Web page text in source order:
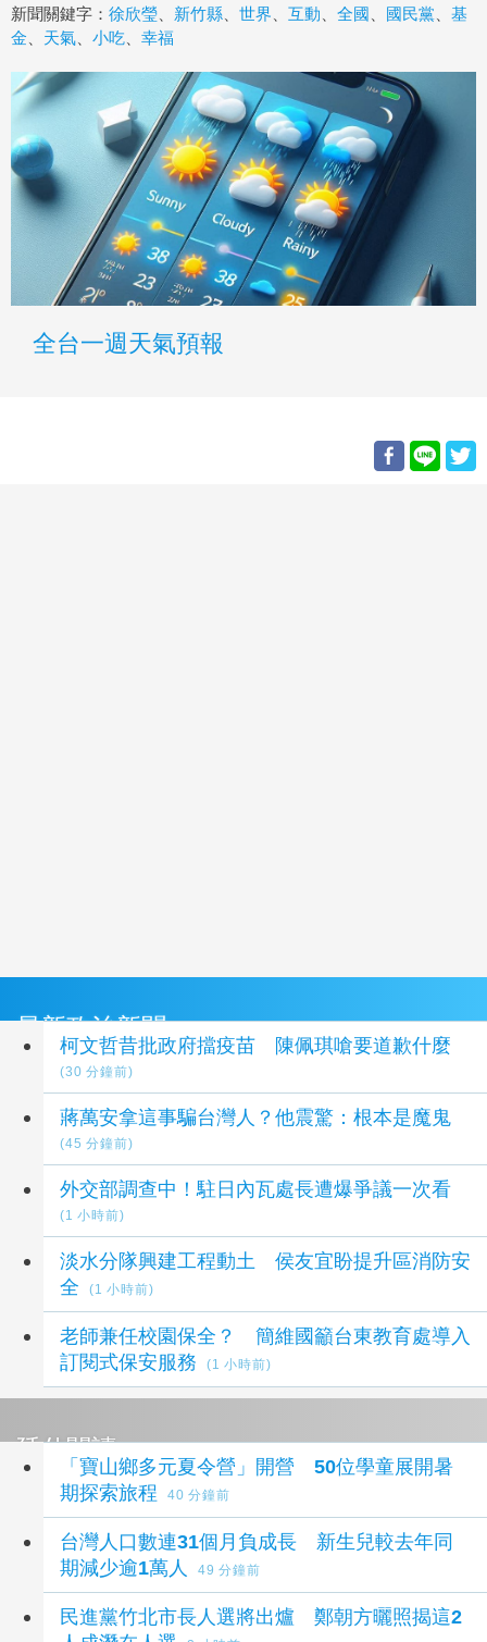
新聞關鍵字： 徐欣瑩 新竹縣 世界 互動 全國 國民黨
基
金
天氣 小吃 幸福
全台一週天氣預報
最新政治新聞
柯文哲昔批政府擋疫苗 陳佩琪嗆要道歉什麼
(30 分鐘前)
蔣萬安拿這事騙台灣人？他震驚：根本是魔鬼
(45 分鐘前)
外交部調查中！駐日內瓦處長遭爆爭議一次看
(1 小時前)
淡水分隊興建工程動土 侯友宜盼提升區消防安
全
(1 小時前)
老師兼任校園保全？ 簡維國籲台東教育處導入
訂閱式保安服務
(1 小時前)
延伸閱讀
「寶山鄉多元夏令營」開營 50位學童展開暑
期探索旅程
40 分鐘前
台灣人口數連31個月負成長 新生兒較去年同
期減少逾1萬人
49 分鐘前
民進黨竹北市長人選將出爐 鄭朝方曬照揭這2